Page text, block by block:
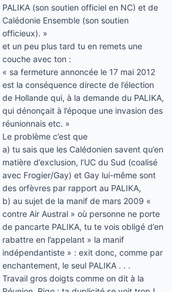
PALIKA (son soutien officiel en NC) et de
Calédonie Ensemble (son soutien
officieux). »
et un peu plus tard tu en remets une
couche avec ton :
« sa fermeture annoncée le 17 mai 2012
est la conséquence directe de l’élection
de Hollande qui, à la demande du PALIKA,
qui dénonçait à l’époque une invasion des
réunionnais etc. »
Le problème c’est que
a) tu sais que les Calédonien savent qu’en
matière d’exclusion, l’UC du Sud (coalisé
avec Frogier/Gay) et Gay lui-même sont
des orfèvres par rapport au PALIKA,
b) au sujet de la manif de mars 2009 «
contre Air Austral » où personne ne porte
de pancarte PALIKA, tu te vois obligé d’en
rabattre en l’appelant » la manif
indépendantiste » : exit donc, comme par
enchantement, le seul PALIKA . . .
Travail gros doigts comme on dit à la